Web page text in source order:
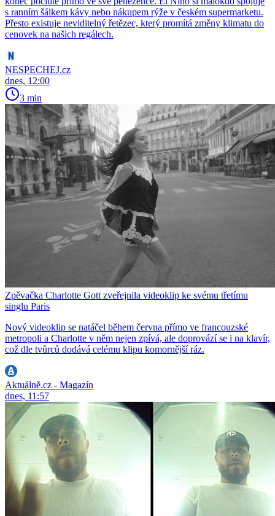
s ranním šálkem kávy nebo nákupem rýže v českém supermarketu.
Přesto existuje neviditelný řetězec, který promítá změny klimatu do
cenovek na našich regálech.
NESPECHEJ.cz
dnes, 12:00
3 min
Zpěvačka Charlotte Gott zveřejnila videoklip ke svému třetímu
singlu Paris
Nový videoklip se natáčel během června přímo ve francouzské
metropoli a Charlotte v něm nejen zpívá, ale doprovází se i na klavír,
což dle tvůrců dodává celému klipu komornější ráz.
Aktuálně.cz - Magazín
dnes, 11:57